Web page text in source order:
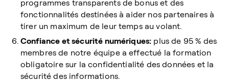
programmes transparents de bonus et des
fonctionnalités destinées à aider nos partenaires à
tirer un maximum de leur temps au volant.
Confiance et sécurité numériques: plus de 95 % des
membres de notre équipe a effectué la formation
obligatoire sur la confidentialité des données et la
sécurité des informations.